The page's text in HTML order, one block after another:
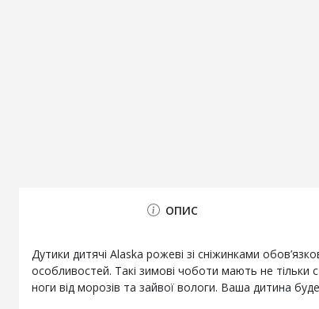
ОПИС
Дутики дитячі Alaska рожеві зі сніжинками
особливостей. Такі зимові чоботи мають не тільки
ноги від морозів та зайвої вологи. Ваша дитина